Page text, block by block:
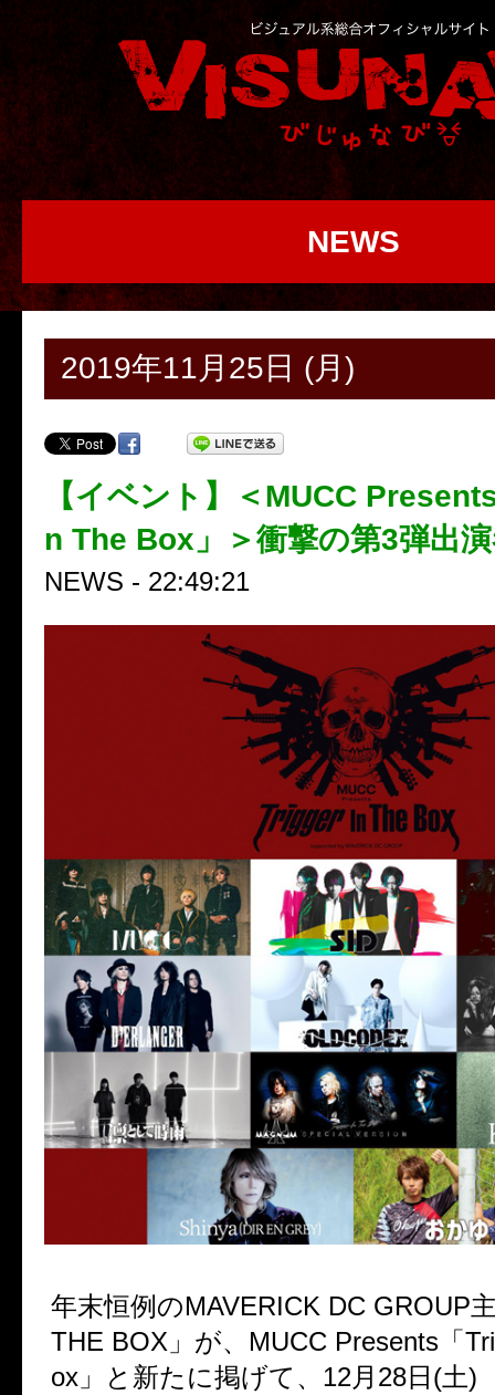
NEWS
2019年11月25日 (月)
【イベント】＜MUCC
n The Box」＞衝撃の第3弾出
NEWS - 22:49:21
年末恒例のMAVERICK DC GROUP
THE BOX 」が、 MUCC Presents 「
ox 」と新たに掲げて、 12月 28日 (土)